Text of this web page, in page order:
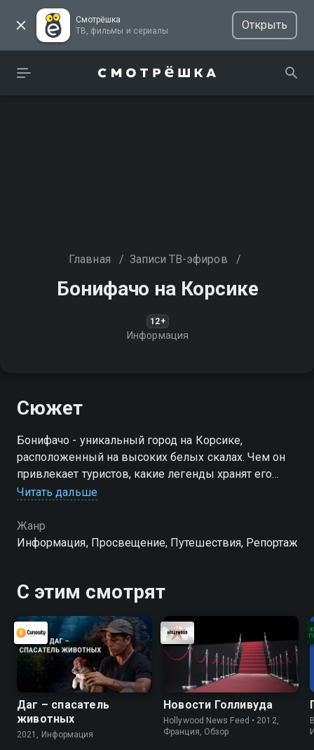
Смотрёшка
ТВ, фильмы и сериалы
Открыть
Главная / Записи ТВ-эфиров /
Бонифачо на Корсике
12+
Информация
Сюжет
Бонифачо - уникальный город на Корсике,
расположенный на высоких белых скалах. Чем он
привлекает туристов, какие легенды хранят его
улицы и какие природные красоты его окружают?
Читать дальше
Жанр
Информация, Просвещение, Путешествия, Репортаж
С этим смотрят
Даг – спасатель
животных
2021, Информация
Новости Голливуда
Hollywood News Feed • 2012,
Франция, Обзор